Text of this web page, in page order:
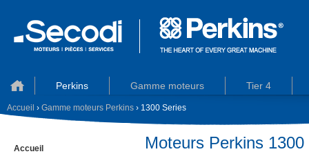
Perkins Gamme moteurs Tier 4
Accueil › Gamme moteurs Perkins › 1300 Series
Accueil
Moteurs Perkins